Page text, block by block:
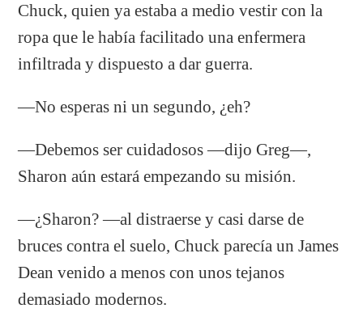
Chuck, quien ya estaba a medio vestir con la
ropa que le había facilitado una enfermera
infiltrada y dispuesto a dar guerra.
—No esperas ni un segundo, ¿eh?
—Debemos ser cuidadosos —dijo Greg—,
Sharon aún estará empezando su misión.
—¿Sharon? —al distraerse y casi darse de
bruces contra el suelo, Chuck parecía un James
Dean venido a menos con unos tejanos
demasiado modernos.